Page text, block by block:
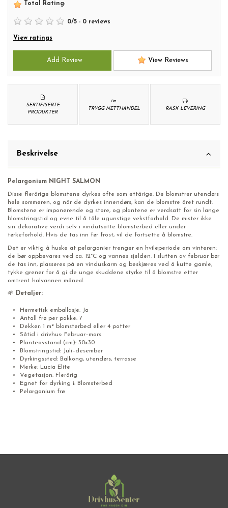
Total Rating:
0/5 - 0 reviews
View ratings
Add Review View Reviews
RASK LEVERING
TRYGG NETTHANDEL
SERTIFISERTE
PRODUKTER
Beskrivelse
Pelargonium NIGHT SALMON
Disse flerårige blomstene dyrkes ofte som ettårige. De blomstrer utendørs
hele sommeren, og når de dyrkes innendørs, kan de blomstre året rundt.
Blomstene er imponerende og store, og plantene er verdsatt for sin lange
blomstringstid og evne til å tåle ugunstige vekstforhold. De mister ikke
sin dekorative verdi selv i vindutsatte blomsterbed eller under
tørkeforhold. Hvis de tas inn før frost, vil de fortsette å blomstre.
Det er viktig å huske at pelargonier trenger en hvileperiode om vinteren:
de bør oppbevares ved ca. 12°C og vannes sjelden. I slutten av februar bør
de tas inn, plasseres på en vinduskarm og beskjæres ved å kutte gamle,
tykke grener for å gi de unge skuddene styrke til å blomstre etter
omtrent halvannen måned.
🌱 Detaljer:
Hermetisk emballasje: Ja
Antall frø per pakke: 7
Dekker: 1 m² blomsterbed eller 4 potter
Såtid i drivhus: Februar–mars
Planteavstand (cm): 30x30
Blomstringstid: Juli–desember
Dyrkingssted: Balkong, utendørs, terrasse
Merke: Lucia Elite
Vegetasjon: Flerårig
Egnet for dyrking i: Blomsterbed
Pelargonium frø